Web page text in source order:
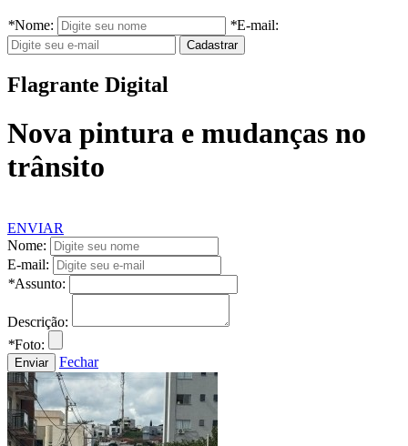
*Nome: *E-mail:
Flagrante Digital
Nova pintura e mudanças no
trânsito
ENVIAR
Nome:
E-mail:
*Assunto:
Descrição:
*Foto:
Fechar